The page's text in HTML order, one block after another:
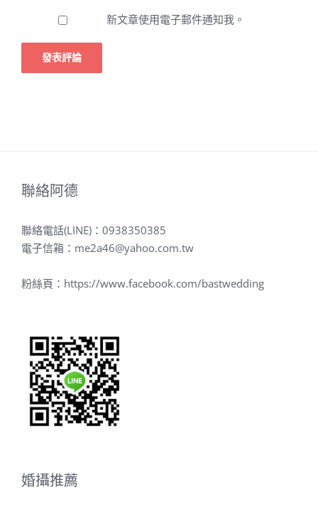
新文章使用電子郵件通知我。
聯絡阿德
聯絡電話(LINE)： 0938350385
電子信箱： me2a46@yahoo.com.tw
粉絲頁： https://www.facebook.com/bastwedding
婚攝推薦